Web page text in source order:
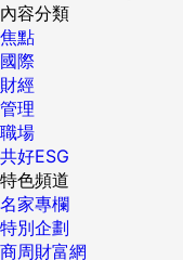
內容分類
焦點
國際
財經
管理
職場
共好ESG
特色頻道
名家專欄
特別企劃
商周財富網